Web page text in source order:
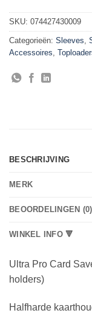
SKU: 074427430009
Categorieën: Sleeves,
Accessoires,
BESCHRIJVING
MERK
BEOORDELINGEN (0)
WINKEL INFO 🔻
Ultra Pro Card
holders)
Halfharde